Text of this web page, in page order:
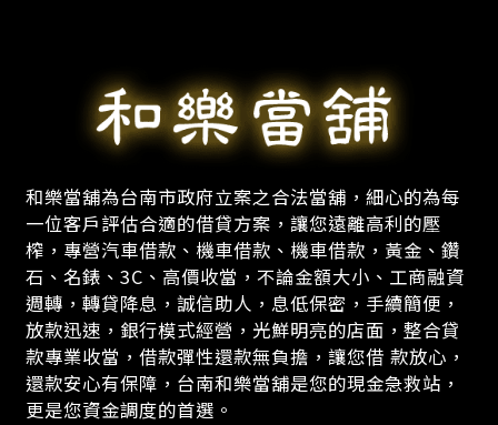
和樂當舖為台南市政府立案之合法當舖，細心的為每
一位客戶評估合適的借貸方案，讓您遠離高利的壓
榨，專營汽車借款、機車借款、機車借款，黃金、鑽
石、名錶、3C、高價收當，不論金額大小、工商融資
週轉，轉貸降息，誠信助人，息低保密，手續簡便，
放款迅速，銀行模式經營，光鮮明亮的店面，整合貸
款專業收當，借款彈性還款無負擔，讓您借 款放心，
還款安心有保障，台南和樂當舖是您的現金急救站，
更是您資金調度的首選。